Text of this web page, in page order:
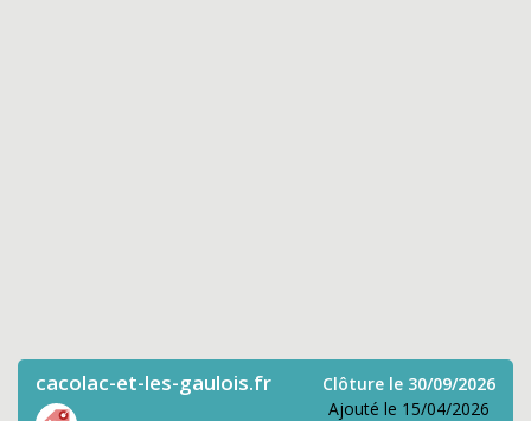
cacolac-et-les-gaulois.fr
Clôture le 30/09/2026
Ajouté le 15/04/2026